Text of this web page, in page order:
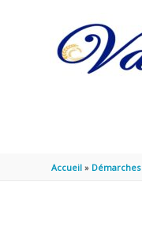
Accueil Démarches